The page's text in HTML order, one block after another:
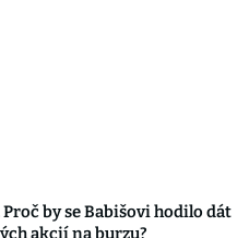
by se Babišovi hodilo dát
akcií na burzu?